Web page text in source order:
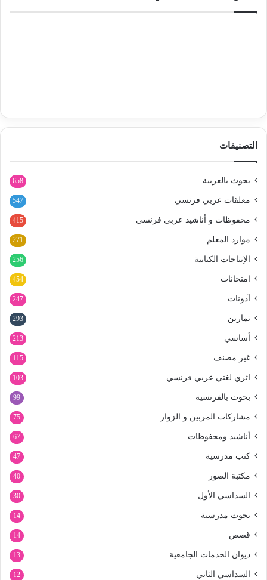
التصنيفات
بحوث بالعربية 658
معلقات عربي فرنسي 547
محفوظات و أناشيد عربي فرنسي 415
موارد المعلم 271
الإنتاجات الكتابية 256
امتحانات 454
آدونات 247
تمارين 293
أساسي 213
غير مصنف 115
اثري لغتي عربي فرنسي 103
بحوث بالفرنسية 99
مشاركات المربين و الزوار 75
أناشيد ومحفوظات 67
كتب مدرسية 47
مكتبة الصور 40
السداسي الأول 30
بحوث مدرسية 14
قصص 14
ديوان الخدمات الجامعية 13
السداسي الثاني 12